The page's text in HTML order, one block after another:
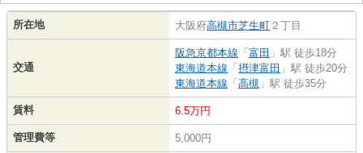
所在地 大阪府高槻市芝生町 ２丁目
交通
阪急京都本線 「 富田 」駅 徒歩18分
東海道本線 「 摂津富田 」駅 徒歩20分
東海道本線 「 高槻 」駅 徒歩35分
賃料 6.5万円
管理費等 5,000円